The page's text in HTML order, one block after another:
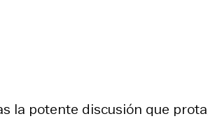
la potente discusión que